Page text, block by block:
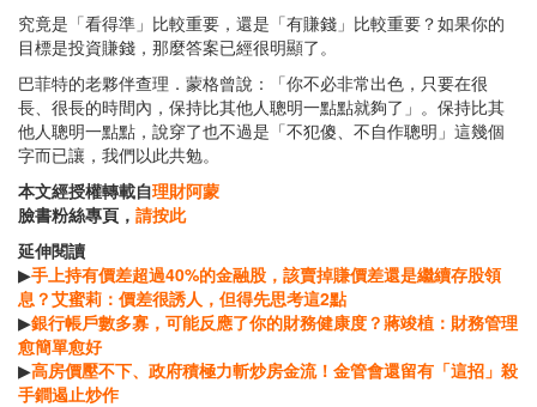
究竟是「看得準」比較重要，還是「有賺錢」比較重要？如果你的
目標是投資賺錢，那麼答案已經很明顯了。
巴菲特的老夥伴查理．蒙格曾說：「你不必非常出色，只要在很
長、很長的時間內，保持比其他人聰明一點點就夠了」。保持比其
他人聰明一點點，說穿了也不過是「不犯傻、不自作聰明」這幾個
字而已讓，我們以此共勉。
本文經授權轉載自理財阿蒙
臉書粉絲專頁， 請按此
延伸閱讀
▶手上持有價差超過40%的金融股，該賣掉賺價差還是繼續存股領
息？艾蜜莉：價差很誘人，但得先思考這2點
▶銀行帳戶數多寡，可能反應了你的財務健康度？蔣竣植：財務管理
愈簡單愈好
▶高房價壓不下、政府積極力斬炒房金流！金管會還留有「這招」殺
手鐧遏止炒作